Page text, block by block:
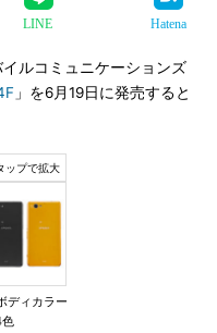
LINE Hatena
ルコミュニケーションズ
」を6月19日に発売すると
ディカラー